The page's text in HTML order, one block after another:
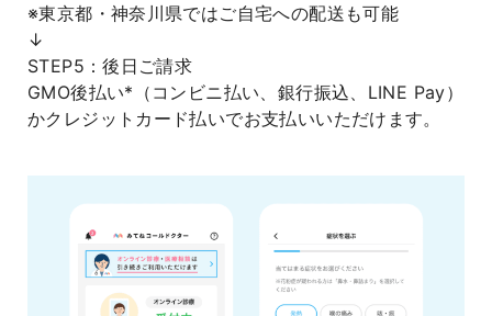
※東京都・神奈川県ではご自宅への配送も可能
↓
STEP5：後日ご請求
GMO後払い*（コンビニ払い、銀行振込、LINE Pay）
かクレジットカード払いでお支払いいただけます。